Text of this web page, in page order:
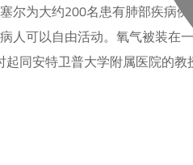
为大约200名患有肺部疾病例
人可以自由活动。氧气被装在
同安特卫普大学附属医院的教